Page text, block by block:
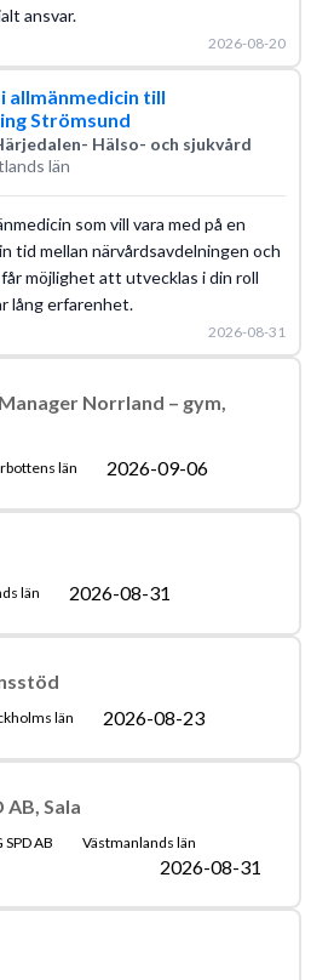
ansvar.
2026-08-20
allmänmedicin till
Strömsund
Hälso- och sjukvård
län
som vill vara med på en
tid mellan närvårdsavdelningen och
möjlighet att utvecklas i din roll
lång erfarenhet.
2026-08-31
Norrland – gym,
län 2026-09-06
län 2026-08-31
län 2026-08-23
Sala
AB Västmanlands län
2026-08-31